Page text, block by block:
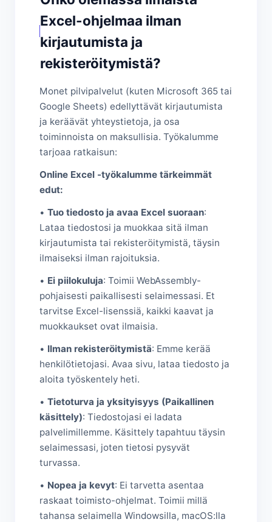
Excel-ohjelmaa ilman
kirjautumista ja
rekisteröitymistä?
Monet pilvipalvelut (kuten Microsoft 365 tai
Google Sheets) edellyttävät kirjautumista
ja keräävät yhteystietoja, ja osa
toiminnoista on maksullisia. Työkalumme
tarjoaa ratkaisun:
Online Excel -työkalumme tärkeimmät
edut:
• Tuo tiedosto ja avaa Excel suoraan:
Lataa tiedostosi ja muokkaa sitä ilman
kirjautumista tai rekisteröitymistä, täysin
ilmaiseksi ilman rajoituksia.
• Ei piilokuluja: Toimii WebAssembly-
pohjaisesti paikallisesti selaimessasi. Et
tarvitse Excel-lisenssiä, kaikki kaavat ja
muokkaukset ovat ilmaisia.
• Ilman rekisteröitymistä: Emme kerää
henkilötietojasi. Avaa sivu, lataa tiedosto ja
aloita työskentely heti.
• Tietoturva ja yksityisyys (Paikallinen
käsittely): Tiedostojasi ei ladata
palvelimillemme. Käsittely tapahtuu täysin
selaimessasi, joten tietosi pysyvät
turvassa.
• Nopea ja kevyt: Ei tarvetta asentaa
raskaat toimisto-ohjelmat. Toimii millä
tahansa selaimella Windowsilla, macOS:lla